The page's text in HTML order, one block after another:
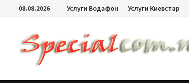
08.08.2026 Услуги Водафон Услуги Киевстар